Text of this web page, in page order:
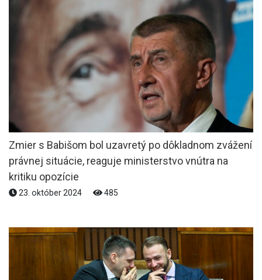
Zmier s Babišom bol uzavretý po dôkladnom zvážení
právnej situácie, reaguje ministerstvo vnútra na
kritiku opozície
23. október 2024 485